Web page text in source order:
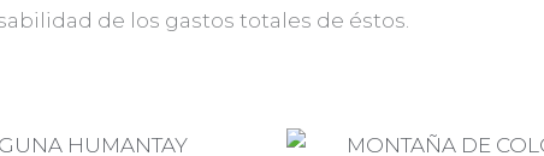
de los gastos totales de éstos.